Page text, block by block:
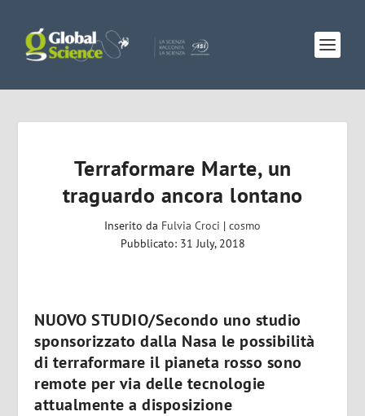
Terraformare Marte, un
traguardo ancora lontano
Inserito da Fulvia Croci | cosmo
Pubblicato: 31 July, 2018
NUOVO STUDIO/Secondo uno studio
sponsorizzato dalla Nasa le possibilità
di terraformare il pianeta rosso sono
remote per via delle tecnologie
attualmente a disposizione